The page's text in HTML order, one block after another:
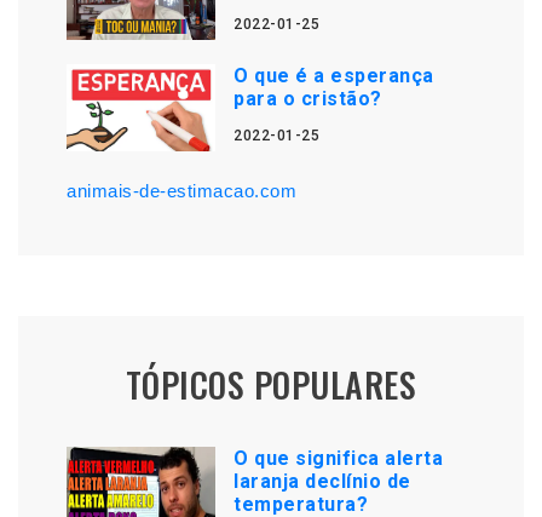
2022-01-25
O que é a esperança
para o cristão?
2022-01-25
animais-de-estimacao.com
TÓPICOS POPULARES
O que significa alerta
laranja declínio de
temperatura?